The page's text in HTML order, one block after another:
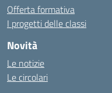
Offerta formativa
I progetti delle classi
Novità
Le notizie
Le circolari